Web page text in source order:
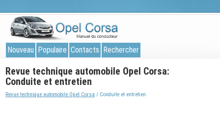
Nouveau Populaire Contacts Rechercher
Revue technique automobile Opel Corsa:
Conduite et entretien
Revue technique automobile Opel Corsa / Conduite et entretien